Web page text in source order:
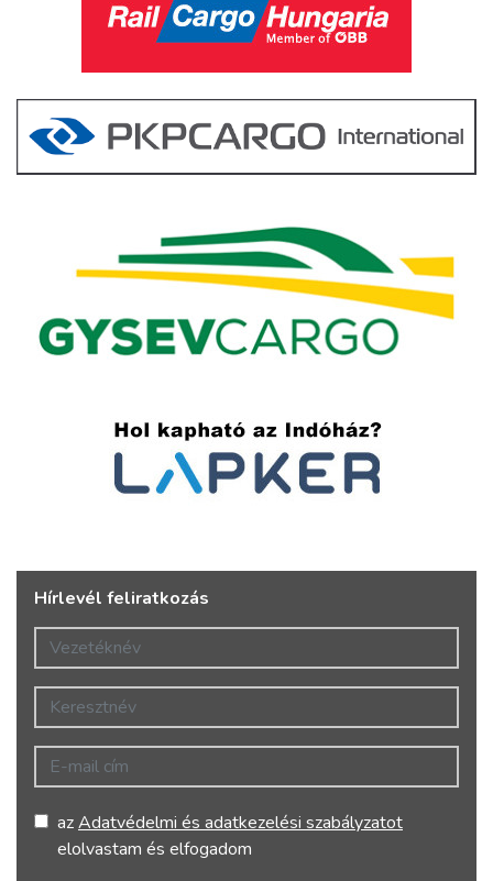
Hírlevél feliratkozás
Vezetéknév
Keresztnév
E-mail cím
azAdatvédelmi és adatkezelési szabályzatot
elolvastam és elfogadom